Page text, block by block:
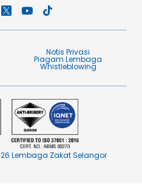
Notis Privasi
Piagam Lembaga​
Whistleblowing
Lembaga Zakat Selangor